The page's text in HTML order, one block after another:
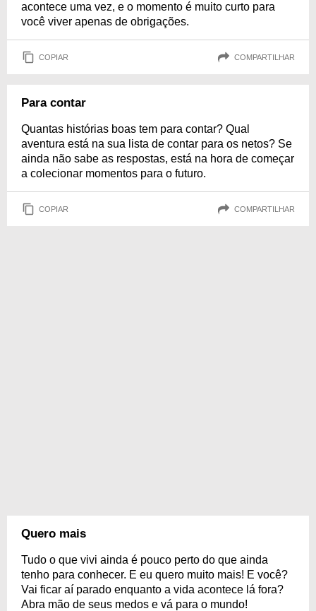
acontece uma vez, e o momento é muito curto para
você viver apenas de obrigações.
COPIAR COMPARTILHAR
Para contar
Quantas histórias boas tem para contar? Qual
aventura está na sua lista de contar para os netos? Se
ainda não sabe as respostas, está na hora de começar
a colecionar momentos para o futuro.
COPIAR COMPARTILHAR
Quero mais
Tudo o que vivi ainda é pouco perto do que ainda
tenho para conhecer. E eu quero muito mais! E você?
Vai ficar aí parado enquanto a vida acontece lá fora?
Abra mão de seus medos e vá para o mundo!